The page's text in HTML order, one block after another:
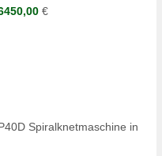
€
Spiralknetmaschine in